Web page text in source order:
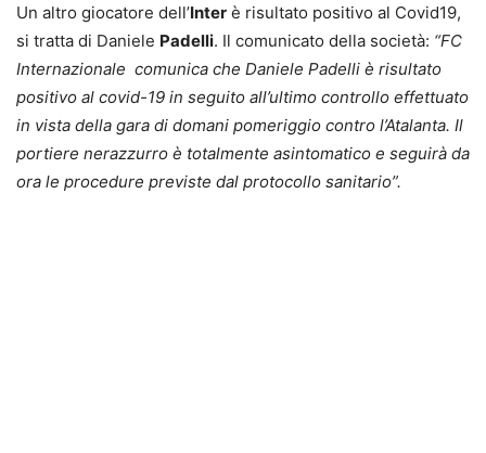
Un altro giocatore dell’Inter è risultato positivo al Covid19,
si tratta di Daniele Padelli. Il comunicato della società: “FC
Internazionale comunica che Daniele Padelli è risultato
positivo al covid-19 in seguito all’ultimo controllo effettuato
in vista della gara di domani pomeriggio contro l’Atalanta. Il
portiere nerazzurro è totalmente asintomatico e seguirà da
ora le procedure previste dal protocollo sanitario”.